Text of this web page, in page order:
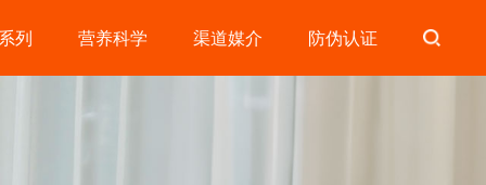
列 营养科学 渠道媒介 防伪认证